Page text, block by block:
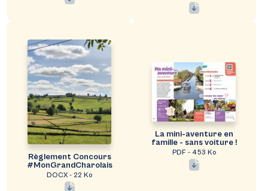
Règlement Concours
#MonGrandCharolais
DOCX - 22 Ko
La mini-aventure en
famille - sans voiture !
PDF - 453 Ko